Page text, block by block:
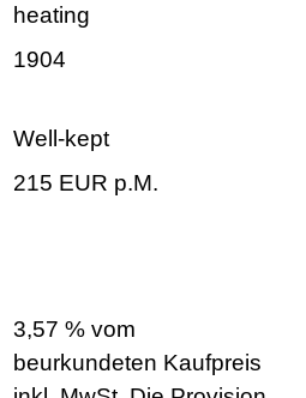
heating
1904
Well-kept
215 EUR p.M.
3,57 % vom
beurkundeten Kaufpreis